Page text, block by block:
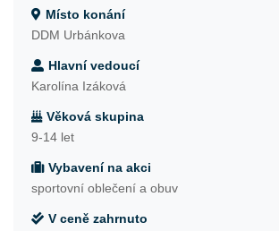
Místo konání
DDM Urbánkova
Hlavní vedoucí
Karolína Izáková
Věková skupina
9-14 let
Vybavení na akci
sportovní oblečení a obuv
V ceně zahrnuto